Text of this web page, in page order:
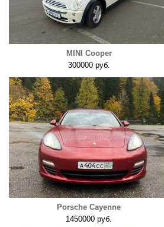
MINI Cooper
300000 руб.
Porsche Cayenne
1450000 руб.